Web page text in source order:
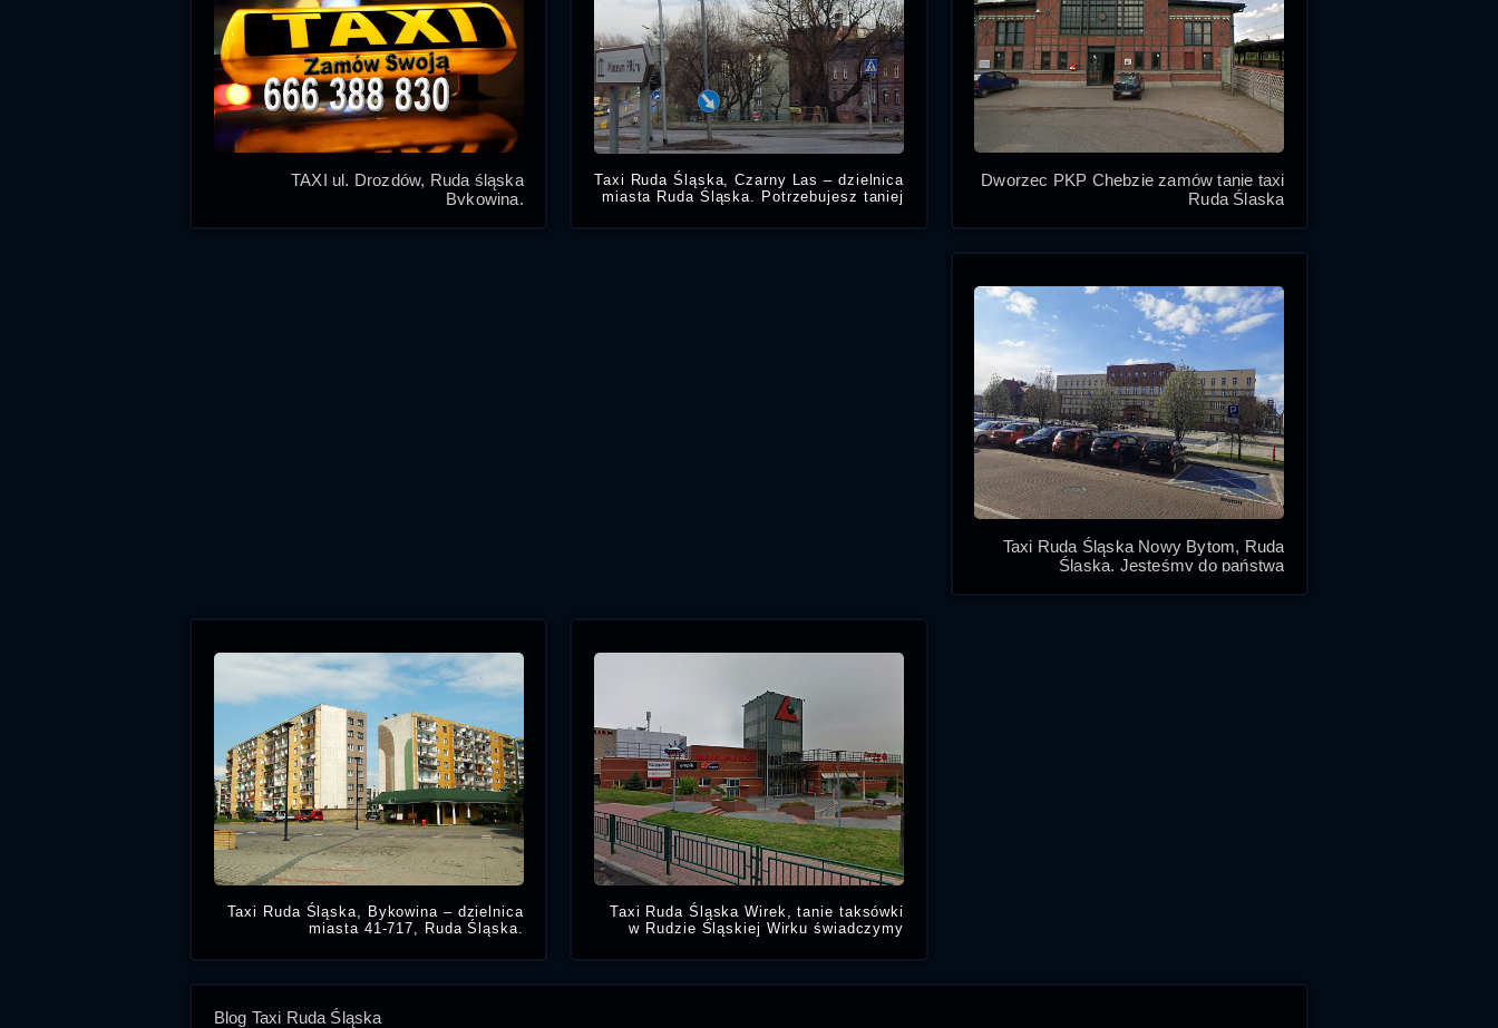
TAXI ul. Drozdów, Ruda śląska
Bykowina.
Taxi Ruda Śląska, Czarny Las – dzielnica
miasta Ruda Śląska. Potrzebujesz taniej
numer na tanie Taxi Ruda Śląska cennik i
Dworzec PKP Chebzie zamów tanie taxi
Ruda Śląska
Taxi Ruda Śląska Nowy Bytom, Ruda
Śląska. Jesteśmy do państwa
Taxi Ruda Śląska, Bykowina – dzielnica
miasta 41-717, Ruda Śląska.
Bykowinie, zadzwoń numer na tanie Taxi
Taxi Ruda Śląska Wirek, tanie taksówki
w Rudzie Śląskiej Wirku świadczymy
Blog Taxi Ruda Śląska